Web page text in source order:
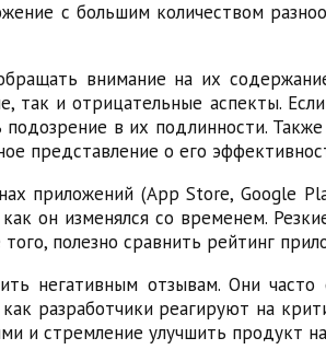
с большим количеством
внимание на их
так и отрицательные аспекты.
в их подлинности.
представление о его
приложений (App Store, Google
он изменялся со временем.
полезно сравнить рейтинг
негативным отзывам. Они
как разработчики реагируют на
и стремление улучшить продукт